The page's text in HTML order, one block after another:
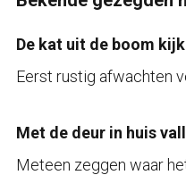
De kat uit de boom
Eerst rustig afwachten
Met de deur in huis
Meteen zeggen waar